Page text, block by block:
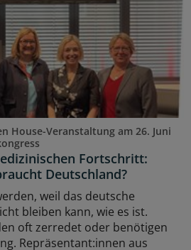
House-Veranstaltung am 26. Juni
Fortschritt:
Deutschland?
weil das deutsche
bleiben kann, wie es ist.
oft zerredet oder benötigen
Repräsentant:innen aus